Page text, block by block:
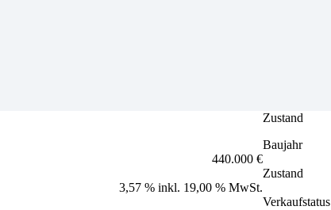
440.000 €
3,57 % inkl. 19,00 % MwSt.
Zustand
Baujahr
Zustand
Verkaufstatus